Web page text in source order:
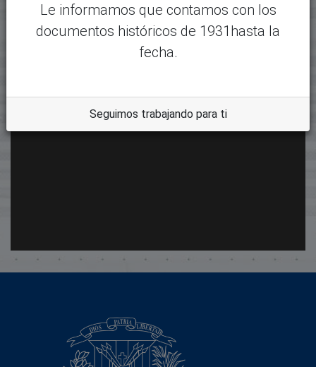
Le informamos que contamos con los
documentos históricos de 1931hasta la
fecha.
Seguimos trabajando para ti